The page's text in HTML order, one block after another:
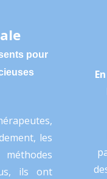
pour
les
ils ont